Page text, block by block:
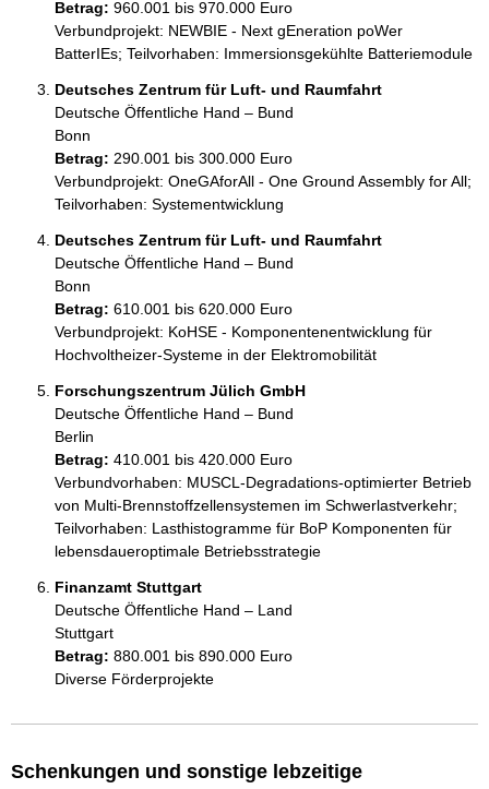
Betrag: 960.001 bis 970.000 Euro
Verbundprojekt: NEWBIE - Next gEneration poWer
BatterIEs; Teilvorhaben: Immersionsgekühlte Batteriemodule
Deutsches Zentrum für Luft- und Raumfahrt
Deutsche Öffentliche Hand – Bund
Bonn
Betrag: 290.001 bis 300.000 Euro
Verbundprojekt: OneGAforAll - One Ground Assembly for All;
Teilvorhaben: Systementwicklung
Deutsches Zentrum für Luft- und Raumfahrt
Deutsche Öffentliche Hand – Bund
Bonn
Betrag: 610.001 bis 620.000 Euro
Verbundprojekt: KoHSE - Komponentenentwicklung für
Hochvoltheizer-Systeme in der Elektromobilität
Forschungszentrum Jülich GmbH
Deutsche Öffentliche Hand – Bund
Berlin
Betrag: 410.001 bis 420.000 Euro
Verbundvorhaben: MUSCL-Degradations-optimierter Betrieb
von Multi-Brennstoffzellensystemen im Schwerlastverkehr;
Teilvorhaben: Lasthistogramme für BoP Komponenten für
lebensdaueroptimale Betriebsstrategie
Finanzamt Stuttgart
Deutsche Öffentliche Hand – Land
Stuttgart
Betrag: 880.001 bis 890.000 Euro
Diverse Förderprojekte
Schenkungen und sonstige lebzeitige